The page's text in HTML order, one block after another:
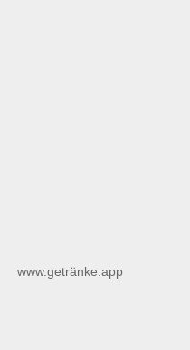
www.getränke.app